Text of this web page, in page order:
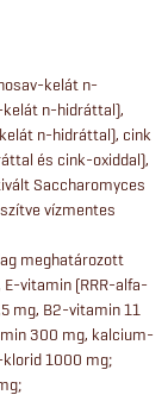
kelát n-
kelát n-hidráttal),
n-hidráttal), cink
és cink-oxiddal),
Saccharomyces
vízmentes
meghatározott
vitamin (RRR-alfa-
mg, B2-vitamin 11
300 mg, kalcium-
1000 mg;